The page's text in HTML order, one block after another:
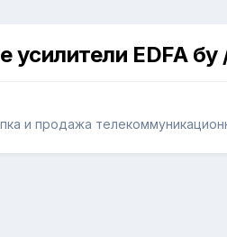
усилители EDFA
и продажа